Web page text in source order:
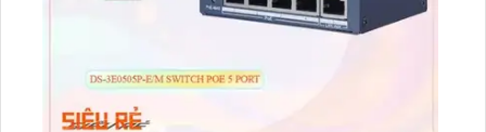
CAMERA WIFI IMOU IPC-S2EP-3R1S TRONG